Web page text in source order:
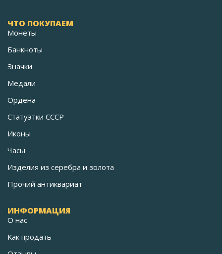
ЧТО ПОКУПАЕМ
Монеты
Банкноты
Значки
Медали
Ордена
Статуэтки СССР
Иконы
Часы
Изделия из серебра и золота
Прочий антиквариат
ИНФОРМАЦИЯ
О нас
Как продать